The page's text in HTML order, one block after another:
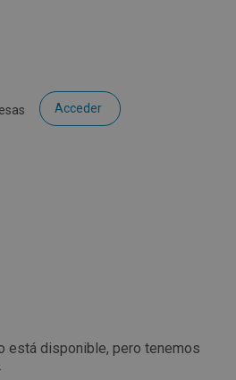
Acceder
está disponible, pero tenemos